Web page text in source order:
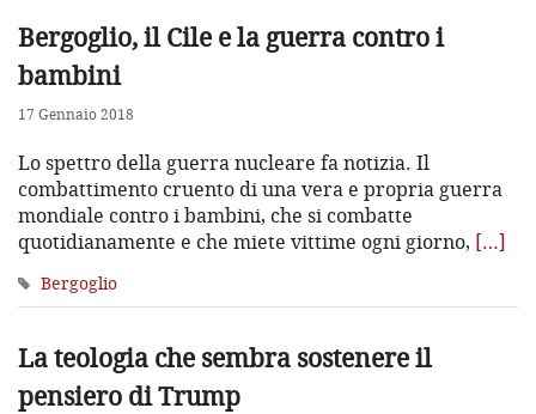
Bergoglio, il Cile e la guerra contro i
bambini
17 Gennaio 2018
Lo spettro della guerra nucleare fa notizia. Il
combattimento cruento di una vera e propria guerra
mondiale contro i bambini, che si combatte
quotidianamente e che miete vittime ogni giorno, […]
Bergoglio
La teologia che sembra sostenere il
pensiero di Trump